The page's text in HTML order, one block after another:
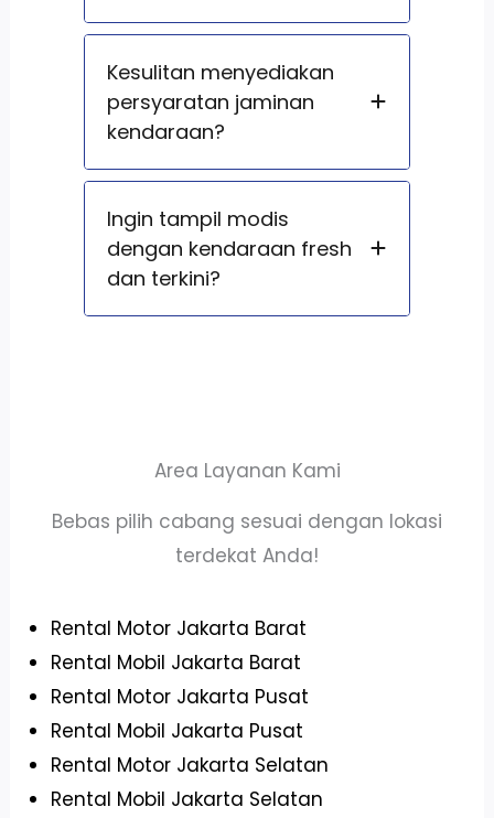
Kesulitan menyediakan
persyaratan jaminan
kendaraan?
Ingin tampil modis
dengan kendaraan fresh
dan terkini?
Area Layanan Kami
Bebas pilih cabang sesuai dengan lokasi
terdekat Anda!
Rental Motor Jakarta Barat
Rental Mobil Jakarta Barat
Rental Motor Jakarta Pusat
Rental Mobil Jakarta Pusat
Rental Motor Jakarta Selatan
Rental Mobil Jakarta Selatan